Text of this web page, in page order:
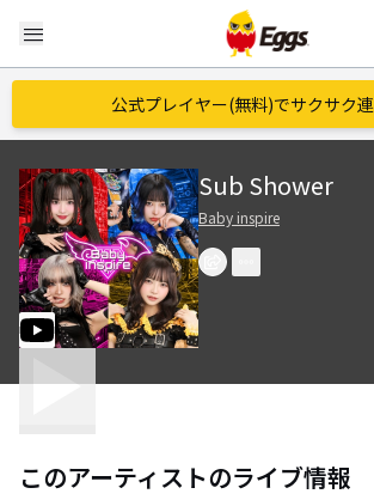
menu
公式プレイヤー(無料)でサクサク
Sub Shower
Baby inspire
このアーティストのライブ情報